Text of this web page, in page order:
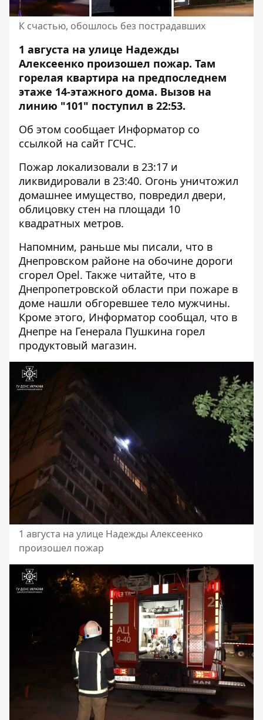
К счастью, обошлось без пострадавших
1 августа на улице Надежды
Алексеенко произошел пожар. Там
горелая квартира на предпоследнем
этаже 14-этажного дома. Вызов на
линию "101" поступил в 22:53.
Об этом сообщает Информатор со
ссылкой на сайт ГСЧС.
Пожар локализовали в 23:17 и
ликвидировали в 23:40. Огонь уничтожил
домашнее имущество, повредил двери,
облицовку стен на площади 10
квадратных метров.
Напомним, раньше мы писали, что в
Днепровском районе на обочине дороги
сгорел Opel. Также читайте, что в
Днепропетровской области при пожаре в
доме нашли обгоревшее тело мужчины.
Кроме этого, Информатор сообщал, что в
Днепре на Генерала Пушкина горел
продуктовый магазин.
1 августа на улице Надежды Алексеенко
произошел пожар